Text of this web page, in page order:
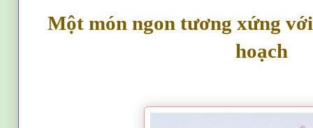
Một món ngon tương xứng với
hoạch